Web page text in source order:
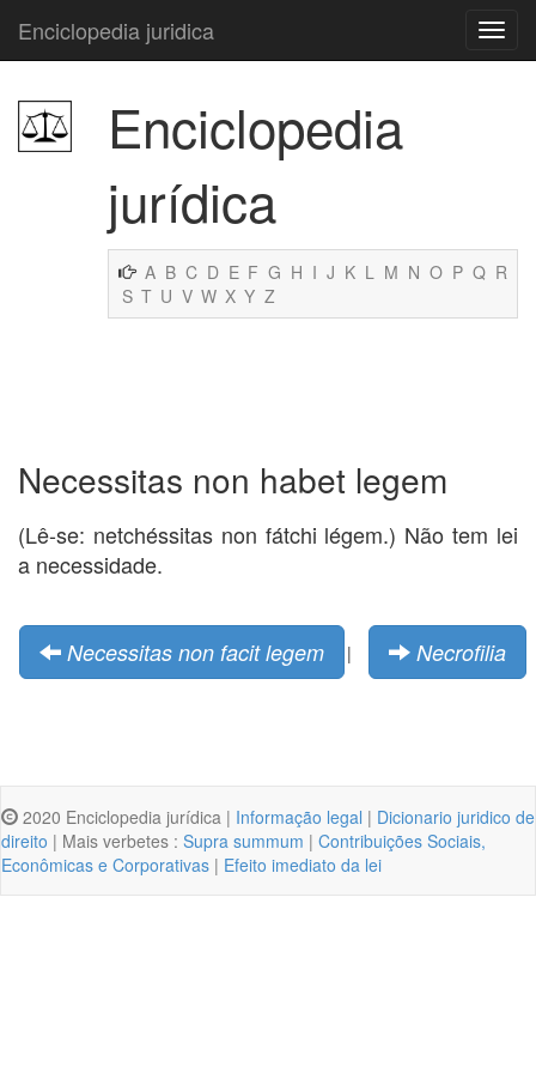
Enciclopedia juridica
Enciclopedia
jurídica
A B C D E F G H I J K L M N O P Q R
S T U V W X Y Z
Necessitas non habet legem
(Lê-se: netchéssitas non fátchi légem.) Não tem lei
a necessidade.
Necessitas non facit legem | Necrofilia
2020 Enciclopedia jurídica | Informação legal | Dicionario juridico de
direito | Mais verbetes : Supra summum | Contribuições Sociais,
Econômicas e Corporativas | Efeito imediato da lei